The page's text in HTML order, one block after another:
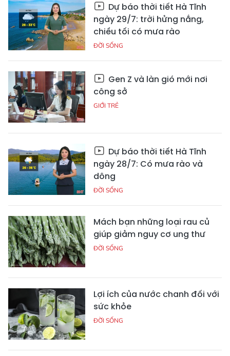
Dự báo thời tiết Hà Tĩnh
ngày 29/7: trời hửng nắng,
chiều tối có mưa rào
ĐỜI SỐNG
Gen Z và làn gió mới nơi
công sở
GIỚI TRẺ
Dự báo thời tiết Hà Tĩnh
ngày 28/7: Có mưa rào và
dông
ĐỜI SỐNG
Mách bạn những loại rau củ
giúp giảm nguy cơ ung thư
ĐỜI SỐNG
Lợi ích của nước chanh đối với
sức khỏe
ĐỜI SỐNG